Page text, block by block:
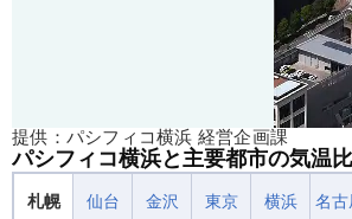
提供：パシフィコ横浜 経営企画課
パシフィコ横浜と主要都市の気温
札幌 仙台 金沢 東京 横浜 名古